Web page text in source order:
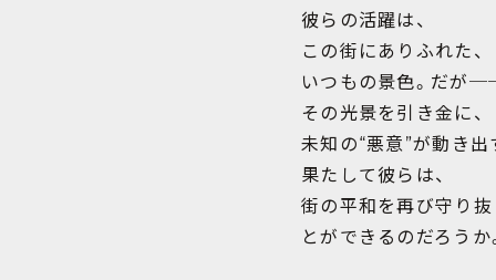
彼らの活躍は、
この街にありふれた、
いつもの景色。だが
その光景を引き金に、
未知の“悪意”が動き出
果たして彼らは、
街の平和を再び守り
とができるのだろうか